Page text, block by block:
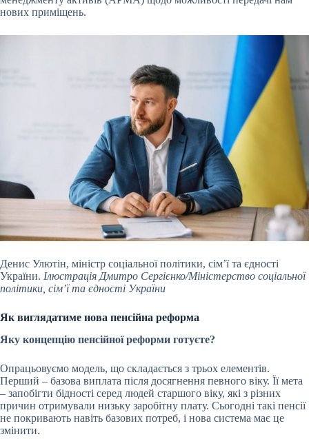
нових приміщень.
Денис Улютін, міністр соціальної політики, сім’ї та єдності
України. Ілюстрація Дмитро Сергієнко/Міністерство соціальної
політики, сім’ї та єдності України
Як виглядатиме нова пенсійна реформа
Яку концепцію пенсійної реформи готуєте?
Опрацьовуємо модель, що складається з трьох елементів.
Перший – базова виплата після досягнення певного віку. Її мета
– запобігти бідності серед людей старшого віку, які з різних
причин отримували низьку заробітну плату. Сьогодні такі пенсії
не покривають навіть базових потреб, і нова система має це
змінити.